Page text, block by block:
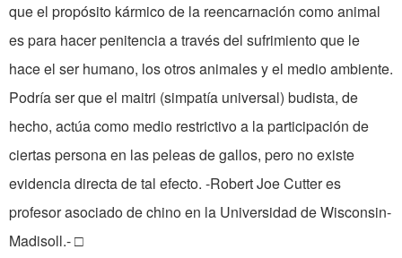
que el propósito kármico de la re­encarnación como animal
es para hacer penitencia a través del sufrimiento que le
hace el ser humano, los otros animales y el medio ambiente.
Podría ser que el maitri (simpatía universal) budista, de
hecho, actúa como medio restrictivo a la participación de
ciertas persona en las peleas de gallos, pero no existe
evidencia directa de tal efecto. -Robert Joe Cutter es
profesor asociado de chino en la Universi­dad de Wisconsin-
Madisoll.- □